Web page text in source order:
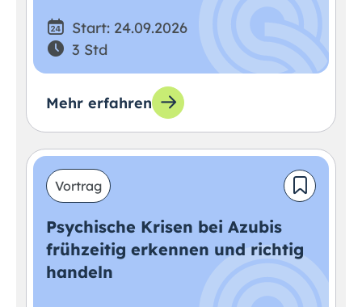
Start: 24.09.2026
3 Std
Mehr erfahren
Vortrag
Psychische Krisen bei Azubis
frühzeitig erkennen und richtig
handeln